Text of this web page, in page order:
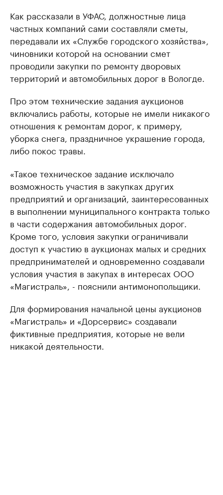
Как рассказали в УФАС, должностные лица
частных компаний сами составляли сметы,
передавали их «Службе городского хозяйства»,
чиновники которой на основании смет
проводили закупки по ремонту дворовых
территорий и автомобильных дорог в Вологде.
Про этом технические задания аукционов
включались работы, которые не имели никакого
отношения к ремонтам дорог, к примеру,
уборка снега, праздничное украшение города,
либо покос травы.
«Такое техническое задание исключало
возможность участия в закупках других
предприятий и организаций, заинтересованных
в выполнении муниципального контракта только
в части содержания автомобильных дорог.
Кроме того, условия закупки ограничивали
доступ к участию в аукционах малых и средних
предпринимателей и одновременно создавали
условия участия в закупах в интересах ООО
«Магистраль», - пояснили антимонопольщики.
Для формирования начальной цены аукционов
«Магистраль» и «Дорсервис» создавали
фиктивные предприятия, которые не вели
никакой деятельности.